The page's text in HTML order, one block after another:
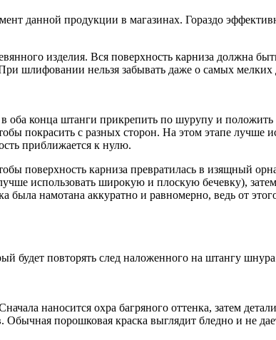
данной продукции в магазинах. Гораздо
изделия. Вся поверхность карниза должна
шлифовании нельзя забывать даже о самых мелких
оба конца штанги прикрепить по шурупу и положить
покрасить с разных сторон. На этом этапе лучше
приближается к нулю.
поверхность карниза превратилась в изящный
использовать широкую и плоскую бечевку), затем
намотана аккуратно и равномерно, ведь от
будет повторять след наложенного на штангу
наносится охра багряного оттенка, затем
порошковая краска выглядит бледно и не